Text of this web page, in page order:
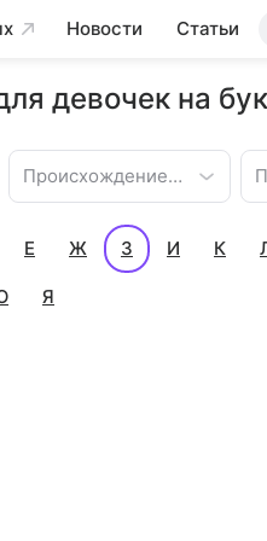
Новости Статьи
девочек на
Происхождение имени
Е Ж З И К
Я